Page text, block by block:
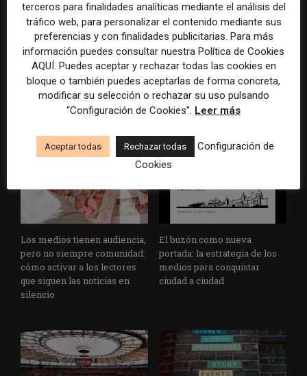
Veinte ejemplos de uso de la
IA en redacciones, productos
y negocios periodísticos
La bolsa ha borrado hasta el
98% del valor de algunos
grandes grupos de prensa
tradicionales
Los medios tienen audiencia,
pero no siempre comunidad:
cómo activar a los lectores
que siguen las noticias en
silencio
El buzón como nueva
portada: la estrategia de los
medios para conquistar
ciudad a ciudad
terceros para finalidades analíticas mediante el análisis del
tráfico web, para personalizar el contenido mediante sus
preferencias y con finalidades publicitarias. Para más
información puedes consultar nuestra Política de Cookies
AQUÍ. Puedes aceptar y rechazar todas las cookies en
bloque o también puedes aceptarlas de forma concreta,
modificar su selección o rechazar su uso pulsando
“Configuración de Cookies”. Leer más
Aceptar todas Rechazar todas
Configuración de
Cookies